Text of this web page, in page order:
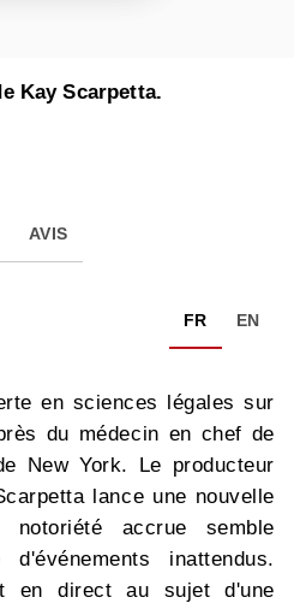
Kay Scarpetta.
AVIS
FR EN
en sciences légales sur
du médecin en chef de
New York. Le producteur
lance une nouvelle
accrue semble
inattendus.
en direct au sujet d'une